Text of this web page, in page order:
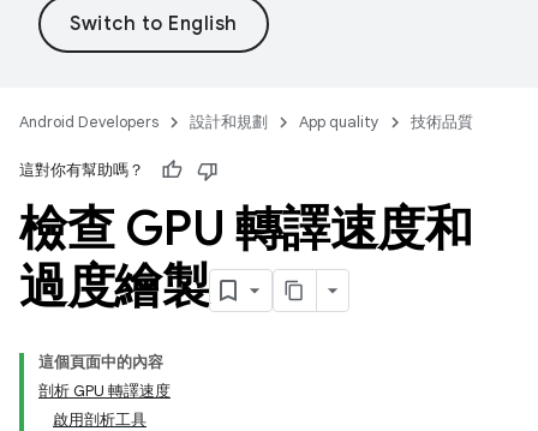
Android Developers 設計和規劃 App quality 技術品質
這對你有幫助嗎？
檢查 GPU 轉譯速度和
過度繪製
這個頁面中的內容
剖析 GPU 轉譯速度
啟用剖析工具